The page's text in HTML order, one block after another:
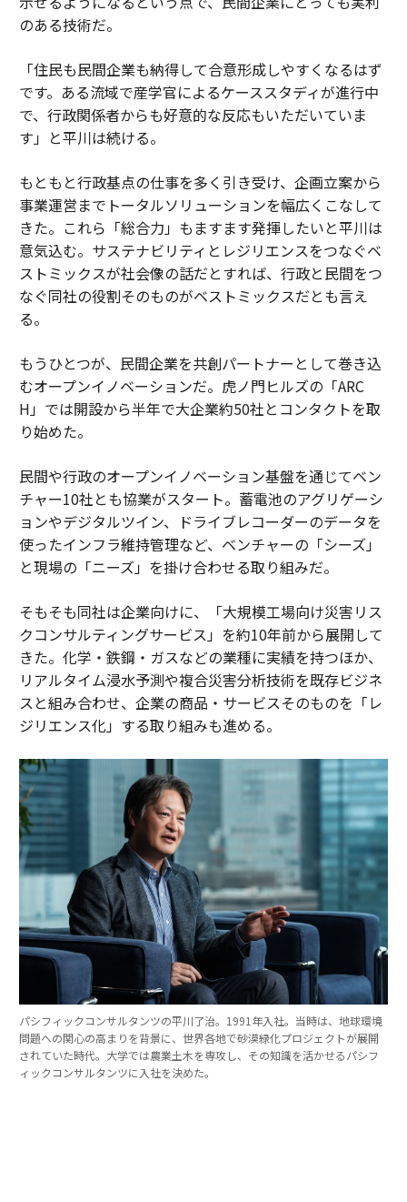
のある技術だ。
「住民も民間企業も納得して合意形成しやすくなるはず
です。ある流域で産学官によるケーススタディが進行中
で、行政関係者からも好意的な反応もいただいていま
す」と平川は続ける。
もともと行政基点の仕事を多く引き受け、企画立案から
事業運営までトータルソリューションを幅広くこなして
きた。これら「総合力」もますます発揮したいと平川は
意気込む。サステナビリティとレジリエンスをつなぐベ
ストミックスが社会像の話だとすれば、行政と民間をつ
なぐ同社の役割そのものがベストミックスだとも言え
る。
もうひとつが、民間企業を共創パートナーとして巻き込
むオープンイノベーションだ。虎ノ門ヒルズの「ARC
H」では開設から半年で大企業約50社とコンタクトを取
り始めた。
民間や行政のオープンイノベーション基盤を通じてベン
チャー10社とも協業がスタート。蓄電池のアグリゲーシ
ョンやデジタルツイン、ドライブレコーダーのデータを
使ったインフラ維持管理など、ベンチャーの「シーズ」
と現場の「ニーズ」を掛け合わせる取り組みだ。
そもそも同社は企業向けに、「大規模工場向け災害リス
クコンサルティングサービス」を約10年前から展開して
きた。化学・鉄鋼・ガスなどの業種に実績を持つほか、
リアルタイム浸水予測や複合災害分析技術を既存ビジネ
スと組み合わせ、企業の商品・サービスそのものを「レ
ジリエンス化」する取り組みも進める。
パシフィックコンサルタンツの平川了治。1991年入社。当時は、地球環境
問題への関心の高まりを背景に、世界各地で砂漠緑化プロジェクトが展開
されていた時代。大学では農業土木を専攻し、その知識を活かせるパシフ
ィックコンサルタンツに入社を決めた。